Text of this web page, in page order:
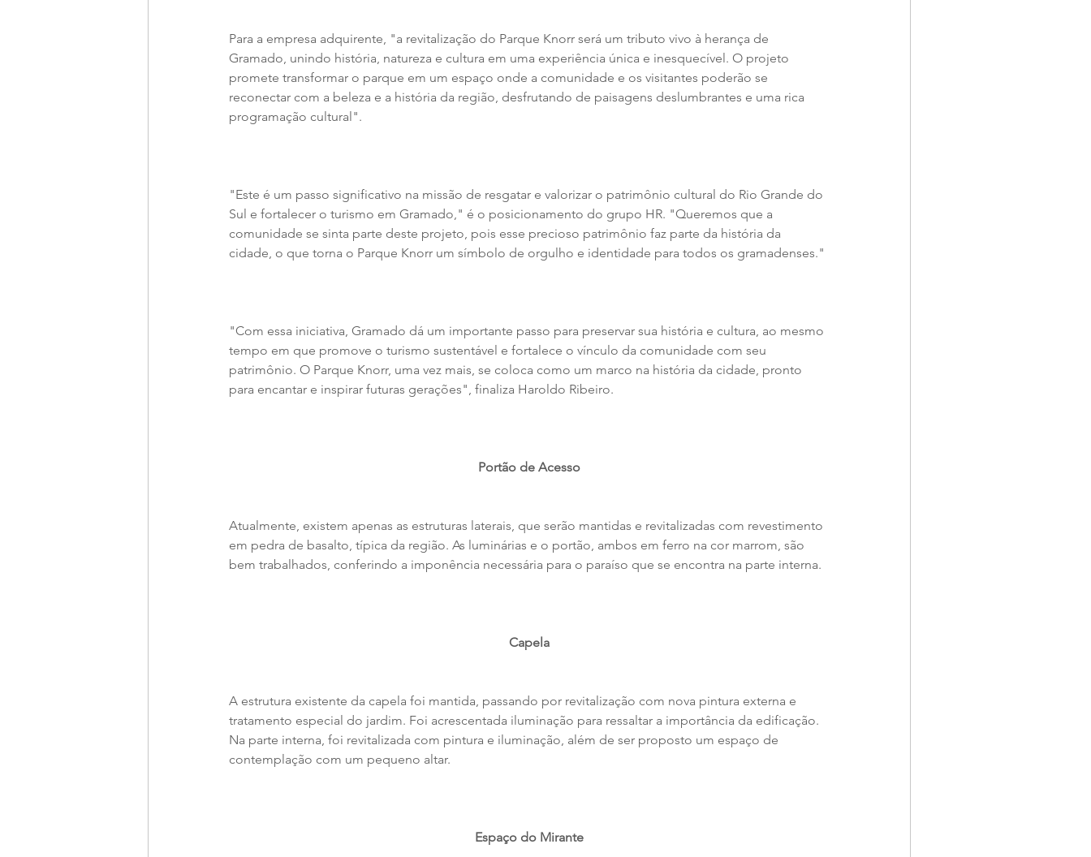
Para a empresa adquirente, "a revitalização do Parque Knorr será um tributo vivo à herança de
Gramado, unindo história, natureza e cultura em uma experiência única e inesquecível. O projeto
promete transformar o parque em um espaço onde a comunidade e os visitantes poderão se
reconectar com a beleza e a história da região, desfrutando de paisagens deslumbrantes e uma rica
programação cultural".
"Este é um passo significativo na missão de resgatar e valorizar o patrimônio cultural do Rio Grande do
Sul e fortalecer o turismo em Gramado," é o posicionamento do grupo HR. "Queremos que a
comunidade se sinta parte deste projeto, pois esse precioso patrimônio faz parte da história da
cidade, o que torna o Parque Knorr um símbolo de orgulho e identidade para todos os gramadenses."
"Com essa iniciativa, Gramado dá um importante passo para preservar sua história e cultura, ao mesmo
tempo em que promove o turismo sustentável e fortalece o vínculo da comunidade com seu
patrimônio. O Parque Knorr, uma vez mais, se coloca como um marco na história da cidade, pronto
para encantar e inspirar futuras gerações", finaliza Haroldo Ribeiro.
Portão de Acesso
Atualmente, existem apenas as estruturas laterais, que serão mantidas e revitalizadas com revestimento
em pedra de basalto, típica da região. As luminárias e o portão, ambos em ferro na cor marrom, são
bem trabalhados, conferindo a imponência necessária para o paraíso que se encontra na parte interna.
Capela
A estrutura existente da capela foi mantida, passando por revitalização com nova pintura externa e
tratamento especial do jardim. Foi acrescentada iluminação para ressaltar a importância da edificação.
Na parte interna, foi revitalizada com pintura e iluminação, além de ser proposto um espaço de
contemplação com um pequeno altar.
Espaço do Mirante